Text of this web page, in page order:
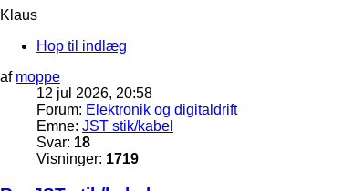
Klaus
Hop til indlæg
af moppe
12 jul 2026, 20:58
Forum: Elektronik og digitaldrift
Emne: JST stik/kabel
Svar: 18
Visninger: 1719